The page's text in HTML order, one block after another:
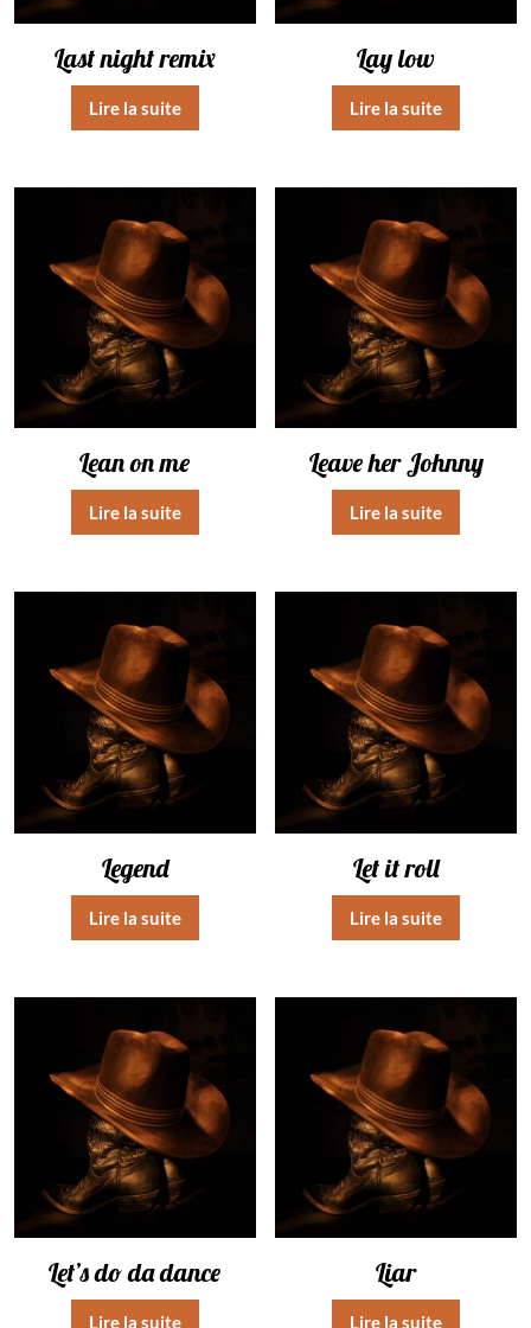
Last night remix
Lire la suite
Lay low
Lire la suite
Lean on me
Lire la suite
Leave her Johnny
Lire la suite
Legend
Lire la suite
Let it roll
Lire la suite
Let’s do da dance
Lire la suite
Liar
Lire la suite